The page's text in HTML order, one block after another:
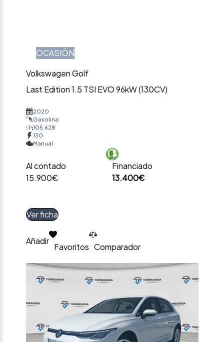
OCASIÓN
Volkswagen Golf
Last Edition 1.5 TSI EVO 96kW (130CV)
2020
Gasolina
105.628
130
Manual
Al contado
15.900€
Financiado
13.400€
Ver ficha
Añadir
Favoritos Comparador